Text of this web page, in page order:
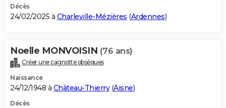
Décès
24/02/2025 à Charleville-Mézières (Ardennes)
Noelle MONVOISIN (76 ans)
Créer une cagnotte obsèques
Naissance
24/12/1948 à Château-Thierry(Aisne)
Décès